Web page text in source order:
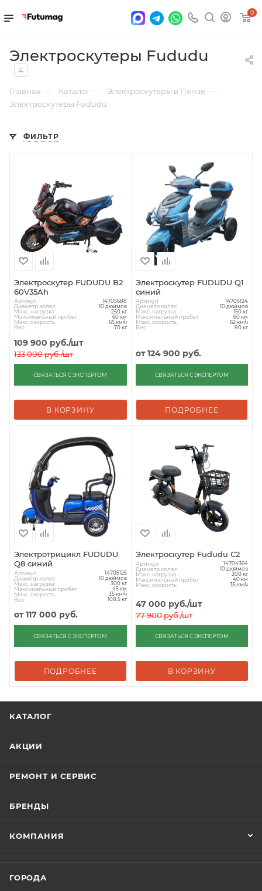
0
Электроскутеры Fududu
4
Главная — Каталог — Электроскутеры в Пензе —
Электроскутеры Fududu
ФИЛЬТР
Электроскутер FUDUDU B2
60V35Ah
Артикул 14705688
Диаметр колес 10 дюймов
Макс. нагрузка 250 кг
Максимальный пробег 60 км
Макс. скорость 65 км/ч
Вес 70 кг
109 900 руб./шт
133 000руб./шт
СВЯЗАТЬСЯ С ЭКСПЕРТОМ
В КОРЗИНУ
Электроскутер FUDUDU Q1
синий
Артикул 14705124
Диаметр колес 10 дюймов
Макс. нагрузка 150 кг
Максимальный пробег 60 км
Макс. скорость 62 км/ч
Вес 80 кг
от124 900 руб.
СВЯЗАТЬСЯ С ЭКСПЕРТОМ
ПОДРОБНЕЕ
Электротрицикл FUDUDU
Q8 синий
Артикул 14705125
Диаметр колес 10 дюймов
Макс. нагрузка 300 кг
Максимальный пробег 45 км
Макс. скорость 35 км/ч
Вес 108.5 кг
от117 000 руб.
СВЯЗАТЬСЯ С ЭКСПЕРТОМ
ПОДРОБНЕЕ
Электроскутер Fududu C2
Артикул 14704364
Диаметр колес 10 дюймов
Макс. нагрузка 300 кг
Максимальный пробег 40 км
Макс. скорость 35 км/ч
47 000 руб./шт
77 900руб./шт
СВЯЗАТЬСЯ С ЭКСПЕРТОМ
В КОРЗИНУ
КАТАЛОГ
АКЦИИ
РЕМОНТ И СЕРВИС
БРЕНДЫ
КОМПАНИЯ
ГОРОДА